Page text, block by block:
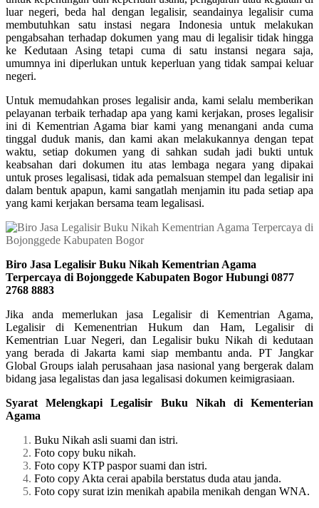
luar negeri, beda hal dengan legalisir, seandainya legalisir cuma
membutuhkan satu instasi negara Indonesia untuk melakukan
pengabsahan terhadap dokumen yang mau di legalisir tidak hingga
ke Kedutaan Asing tetapi cuma di satu instansi negara saja,
umumnya ini diperlukan untuk keperluan yang tidak sampai keluar
negeri.
Untuk memudahkan proses legalisir anda, kami selalu memberikan
pelayanan terbaik terhadap apa yang kami kerjakan, proses legalisir
ini di Kementrian Agama biar kami yang menangani anda cuma
tinggal duduk manis, dan kami akan melakukannya dengan tepat
waktu, setiap dokumen yang di sahkan sudah jadi bukti untuk
keabsahan dari dokumen itu atas lembaga negara yang dipakai
untuk proses legalisasi, tidak ada pemalsuan stempel dan legalisir ini
dalam bentuk apapun, kami sangatlah menjamin itu pada setiap apa
yang kami kerjakan bersama team legalisasi.
Biro Jasa Legalisir Buku Nikah Kementrian Agama
Terpercaya di Bojonggede Kabupaten Bogor Hubungi 0877
2768 8883
Jika anda memerlukan jasa Legalisir di Kementrian Agama,
Legalisir di Kemenentrian Hukum dan Ham, Legalisir di
Kementrian Luar Negeri, dan Legalisir buku Nikah di kedutaan
yang berada di Jakarta kami siap membantu anda. PT Jangkar
Global Groups ialah perusahaan jasa nasional yang bergerak dalam
bidang jasa legalistas dan jasa legalisasi dokumen keimigrasiaan.
Syarat Melengkapi Legalisir Buku Nikah di Kementerian
Agama
Buku Nikah asli suami dan istri.
Foto copy buku nikah.
Foto copy KTP paspor suami dan istri.
Foto copy Akta cerai apabila berstatus duda atau janda.
Foto copy surat izin menikah apabila menikah dengan WNA.